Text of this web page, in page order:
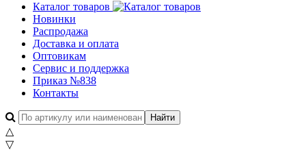
Каталог товаров
Новинки
Распродажа
Доставка и оплата
Оптовикам
Сервис и поддержка
Приказ №838
Контакты
△
▽